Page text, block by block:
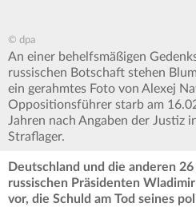
© dpa
An einer behelfsmäßigen
russischen Botschaft stehen
ein gerahmtes Foto von Alexej
Oppositionsführer starb am
Jahren nach Angaben der Justiz
Straflager.
Deutschland und die anderen
russischen Präsidenten
vor, die Schuld am Tod seines